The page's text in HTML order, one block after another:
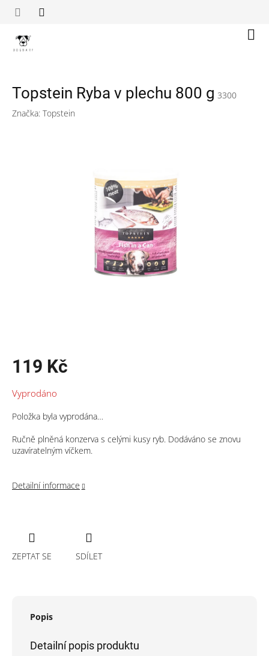
Topstein Ryba v plechu 800 g 3300
Značka: Topstein
119 Kč
cena:
Vyprodáno
Položka byla vyprodána…
Ručně plněná konzerva s celými kusy ryb. Dodáváno se znovu
uzavíratelným víčkem.
Detailní informace
ZEPTAT SE SDÍLET
Popis
Detailní popis produktu